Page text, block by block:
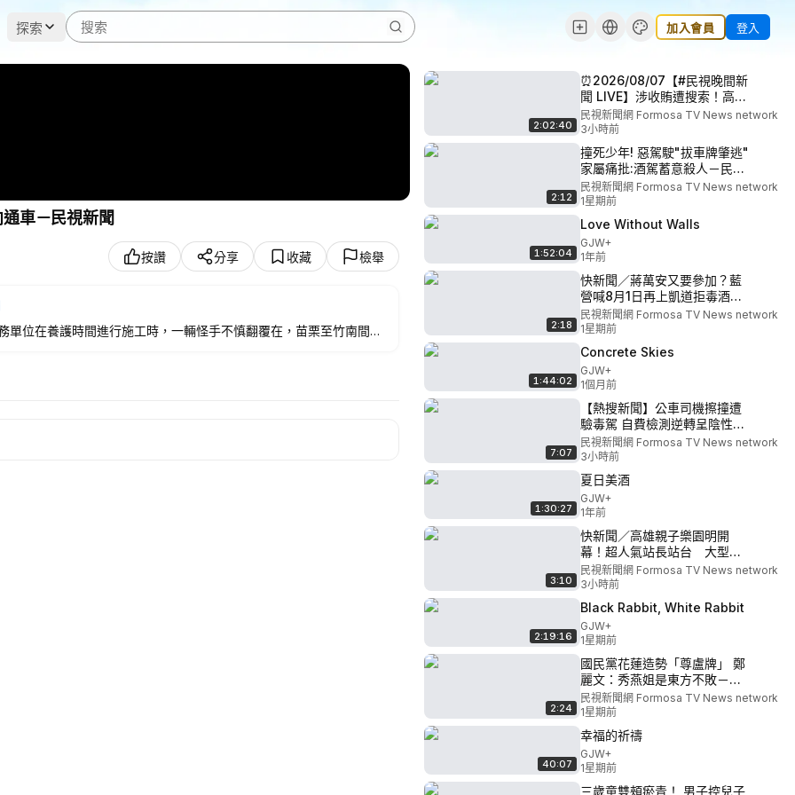
探索 加入會員 登入
車－民視新聞
按讚 分享 收藏 檢舉
單位在養護時間進行施工時，一輛怪手不慎翻覆在，苗栗至竹南間西
2:02:40
⏰2026/08/07【#民視晚間新
聞 LIVE】涉收賄遭搜索！高雄
無黨籍議員范織欽遭聲押／高
雄路口鳩占號誌桿孵蛋 全景監
視器「育兒過程全紀錄」／基
隆大武崙沙灘戲水失蹤 29歲救
生員溺斃尋獲遺體
民視新聞網 Formosa TV News network
3小時前
2:12
撞死少年! 惡駕駛"拔車牌肇逃"
家屬痛批:酒駕蓄意殺人－民視
新聞
民視新聞網 Formosa TV News network
1星期前
1:52:04
Love Without Walls
GJW+
1年前
2:18
快新聞／蔣萬安又要參加？藍
營喊8月1日再上凱道拒毒酒
駕 本人這樣說－民視新聞
民視新聞網 Formosa TV News network
1星期前
1:44:02
Concrete Skies
GJW+
1個月前
7:07
【熱搜新聞】公車司機擦撞遭
驗毒駕 自費檢測逆轉呈陰性｜
民視新聞｜
民視新聞網 Formosa TV News network
3小時前
1:30:27
夏日美酒
GJW+
1年前
3:10
快新聞／高雄親子樂園明開
幕！超人氣站長站台 大型氣
球吸睛－民視新聞
民視新聞網 Formosa TV News network
3小時前
2:19:16
Black Rabbit, White Rabbit
GJW+
1星期前
2:24
國民黨花蓮造勢「尊盧牌」 鄭
麗文：秀燕姐是東方不敗－民
視台語新聞
民視新聞網 Formosa TV News network
1星期前
40:07
幸福的祈禱
GJW+
1星期前
三歲童雙頰瘀青！ 男子控兒子